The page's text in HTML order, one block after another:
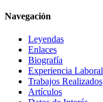
Navegación
Leyendas
Enlaces
Biografía
Experiencia Laboral
Trabajos Realizados
Artículos